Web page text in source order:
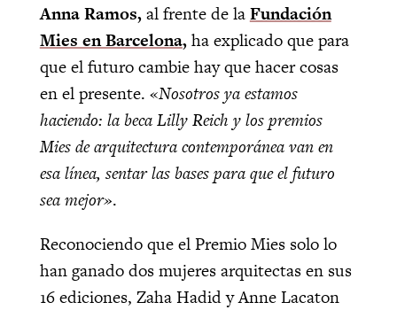
Anna Ramos,al frente de laFundación
Mies en Barcelona,ha explicado que para
que el futuro cambie hay que hacer cosas
en el presente. «Nosotros ya estamos
haciendo: la beca Lilly Reich y los premios
Mies de arquitectura contemporánea van en
esa línea, sentar las bases para que el futuro
sea mejor».
Reconociendo que el Premio Mies solo lo
han ganado dos mujeres arquitectas en sus
16 ediciones, Zaha Hadid y Anne Lacaton